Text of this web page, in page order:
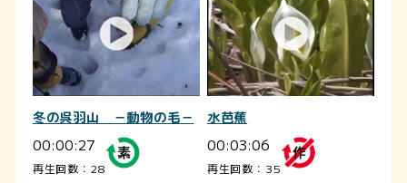
冬の呉羽山 －動物の毛－
00:00:27
再生回数：28
水芭蕉
00:03:06
再生回数：35